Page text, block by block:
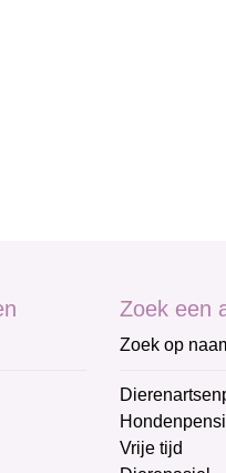
Zoek een
Zoek op
Vrije tijd